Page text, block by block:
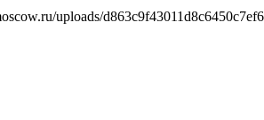
uploads/